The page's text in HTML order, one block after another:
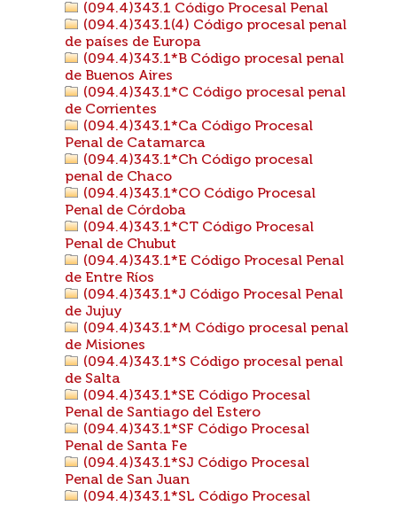
(094.4)343.1 Código Procesal Penal
(094.4)343.1(4) Código procesal penal
de países de Europa
(094.4)343.1*B Código procesal penal
de Buenos Aires
(094.4)343.1*C Código procesal penal
de Corrientes
(094.4)343.1*Ca Código Procesal
Penal de Catamarca
(094.4)343.1*Ch Código procesal
penal de Chaco
(094.4)343.1*CO Código Procesal
Penal de Córdoba
(094.4)343.1*CT Código Procesal
Penal de Chubut
(094.4)343.1*E Código Procesal Penal
de Entre Ríos
(094.4)343.1*J Código Procesal Penal
de Jujuy
(094.4)343.1*M Código procesal penal
de Misiones
(094.4)343.1*S Código procesal penal
de Salta
(094.4)343.1*SE Código Procesal
Penal de Santiago del Estero
(094.4)343.1*SF Código Procesal
Penal de Santa Fe
(094.4)343.1*SJ Código Procesal
Penal de San Juan
(094.4)343.1*SL Código Procesal